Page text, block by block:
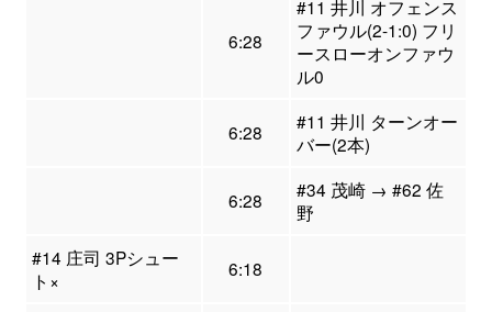
6:28
#11 井川 オフェンス
ファウル(2-1:0) フリ
ースローオンファウ
ル0
6:28
#11 井川 ターンオー
バー(2本)
6:28
#34 茂崎 → #62 佐
野
#14 庄司 3Pシュー
ト×
6:18